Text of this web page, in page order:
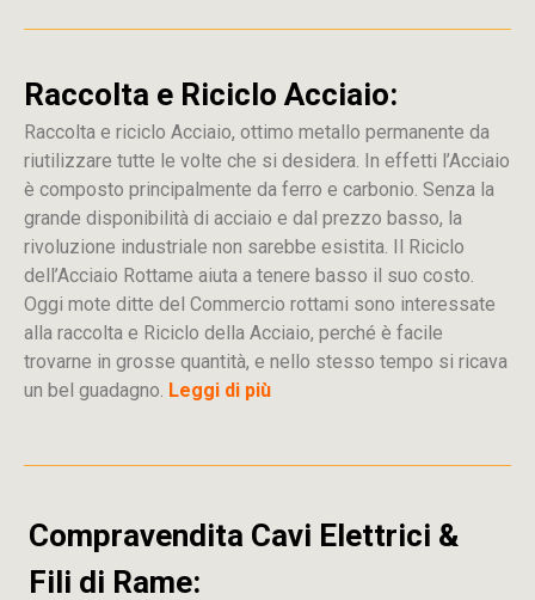
Raccolta e Riciclo Acciaio:
Raccolta e riciclo Acciaio, ottimo metallo permanente da
riutilizzare tutte le volte che si desidera. In effetti l’Acciaio
è composto principalmente da ferro e carbonio. Senza la
grande disponibilità di acciaio e dal prezzo basso, la
rivoluzione industriale non sarebbe esistita. Il Riciclo
dell’Acciaio Rottame aiuta a tenere basso il suo costo.
Oggi mote ditte del Commercio rottami sono interessate
alla raccolta e Riciclo della Acciaio, perché è facile
trovarne in grosse quantità, e nello stesso tempo si ricava
un bel guadagno. Leggi di più
Compravendita Cavi Elettrici &
Fili di Rame: